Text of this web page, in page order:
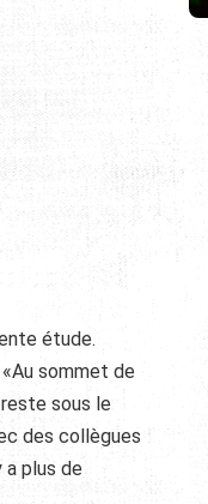
étude.
«Au sommet de
sous le
des collègues
plus de